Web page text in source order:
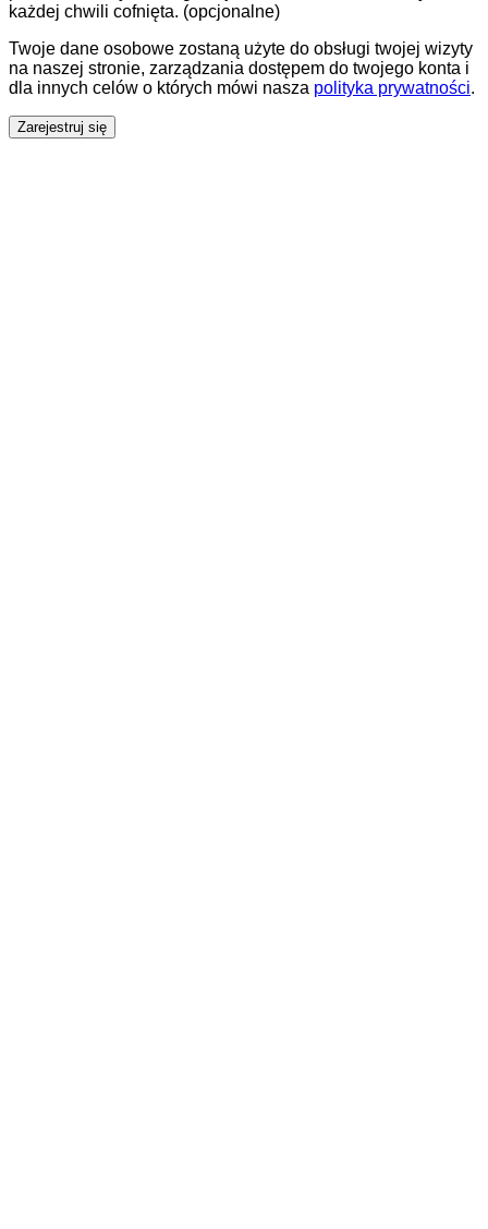
każdej chwili cofnięta. (opcjonalne)
Twoje dane osobowe zostaną użyte do obsługi twojej wizyty
na naszej stronie, zarządzania dostępem do twojego konta i
dla innych celów o których mówi nasza polityka prywatności.
Zarejestruj się